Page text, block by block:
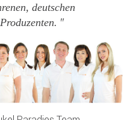
deutschen